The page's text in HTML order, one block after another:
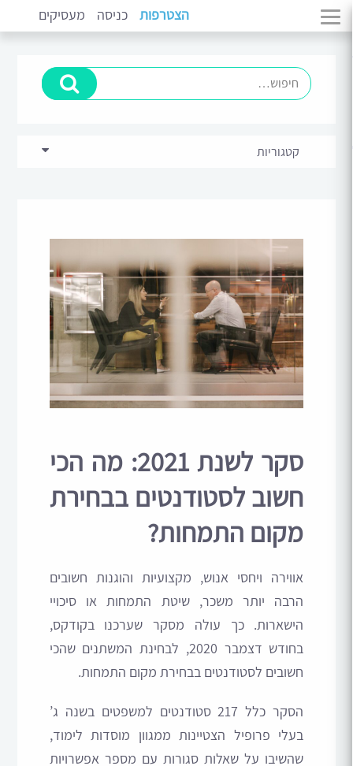
הצטרפות כניסה מעסיקים
סקר לשנת 2021: מה הכי
חשוב לסטודנטים בבחירת
מקום התמחות?
אווירה ויחסי אנוש, מקצועיות והוגנות חשובים
הרבה יותר משכר, שיטת התמחות או סיכויי
הישארות. כך עולה מסקר שערכנו בקודקס,
בחודש דצמבר 2020, לבחינת המשתנים שהכי
חשובים לסטודנטים בבחירת מקום התמחות.
הסקר כלל 217 סטודנטים למשפטים בשנה ג’
בעלי פרופיל הצטיינות ממגוון מוסדות לימוד,
שהשיבו על שאלות סגורות עם מספר אפשרויות
קטגוריות
סקירות ומגמות שוק(5)
פיתוח קריירה(10)